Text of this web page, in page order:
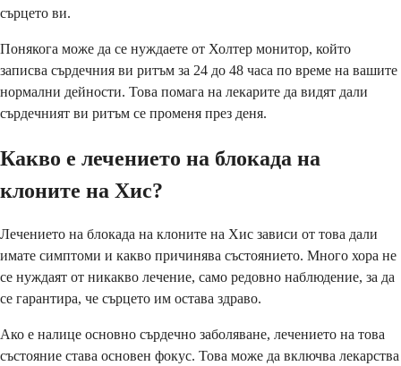
сърцето ви.
Понякога може да се нуждаете от Холтер монитор, който
записва сърдечния ви ритъм за 24 до 48 часа по време на вашите
нормални дейности. Това помага на лекарите да видят дали
сърдечният ви ритъм се променя през деня.
Какво е лечението на блокада на
клоните на Хис?
Лечението на блокада на клоните на Хис зависи от това дали
имате симптоми и какво причинява състоянието. Много хора не
се нуждаят от никакво лечение, само редовно наблюдение, за да
се гарантира, че сърцето им остава здраво.
Ако е налице основно сърдечно заболяване, лечението на това
състояние става основен фокус. Това може да включва лекарства